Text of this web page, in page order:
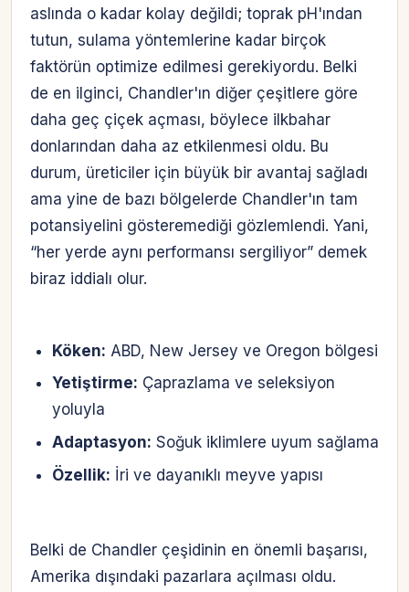
aslında o kadar kolay değildi; toprak pH'ından
tutun, sulama yöntemlerine kadar birçok
faktörün optimize edilmesi gerekiyordu. Belki
de en ilginci, Chandler'ın diğer çeşitlere göre
daha geç çiçek açması, böylece ilkbahar
donlarından daha az etkilenmesi oldu. Bu
durum, üreticiler için büyük bir avantaj sağladı
ama yine de bazı bölgelerde Chandler'ın tam
potansiyelini gösteremediği gözlemlendi. Yani,
“her yerde aynı performansı sergiliyor” demek
biraz iddialı olur.
Köken: ABD, New Jersey ve Oregon bölgesi
Yetiştirme: Çaprazlama ve seleksiyon
yoluyla
Adaptasyon: Soğuk iklimlere uyum sağlama
Özellik: İri ve dayanıklı meyve yapısı
Belki de Chandler çeşidinin en önemli başarısı,
Amerika dışındaki pazarlara açılması oldu.